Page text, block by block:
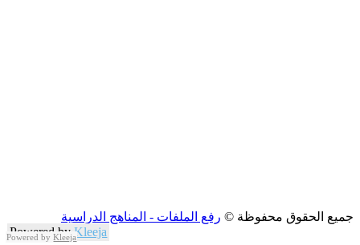
Powered byKleeja
جميع الحقوق محفوظة © رفع الملفات - المناهج الدراسية
Powered byKleeja